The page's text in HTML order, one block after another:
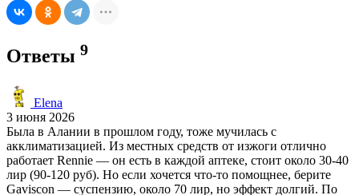
Ответы 9
Elena
3 июня 2026
Была в Алании в прошлом году, тоже мучилась с
акклиматизацией. Из местных средств от изжоги отлично
работает Rennie — он есть в каждой аптеке, стоит около 30-40
лир (90-120 руб). Но если хочется что-то помощнее, берите
Gaviscon — суспензию, около 70 лир, но эффект долгий. По